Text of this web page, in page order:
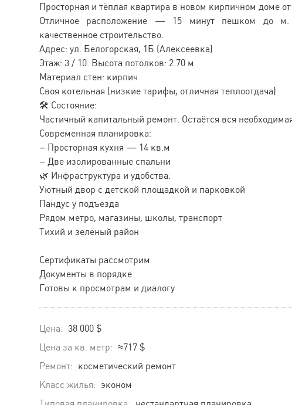
Просторная и тёплая квартира в новом кирпичном доме
Отличное расположение — 15 минут пешком до м.
качественное строительство.
Адрес: ул. Белогорская, 1Б (Алексеевка)
Этаж: 3 / 10. Высота потолков: 2.70 м
Материал стен: кирпич
Своя котельная (низкие тарифы, отличная теплоотдача)
🛠 Состояние:
Частичный капитальный ремонт. Остаётся вся
Современная планировка:
– Просторная кухня — 14 кв.м
– Две изолированные спальни
🌿 Инфраструктура и удобства:
Уютный двор с детской площадкой и парковкой
Пандус у подъезда
Рядом метро, магазины, школы, транспорт
Тихий и зелёный район
Сертификаты рассмотрим
Документы в порядке
Готовы к просмотрам и диалогу
Цена: 38 000 $
Цена за кв. метр: ≈717 $
Ремонт: косметический ремонт
Класс жилья: эконом